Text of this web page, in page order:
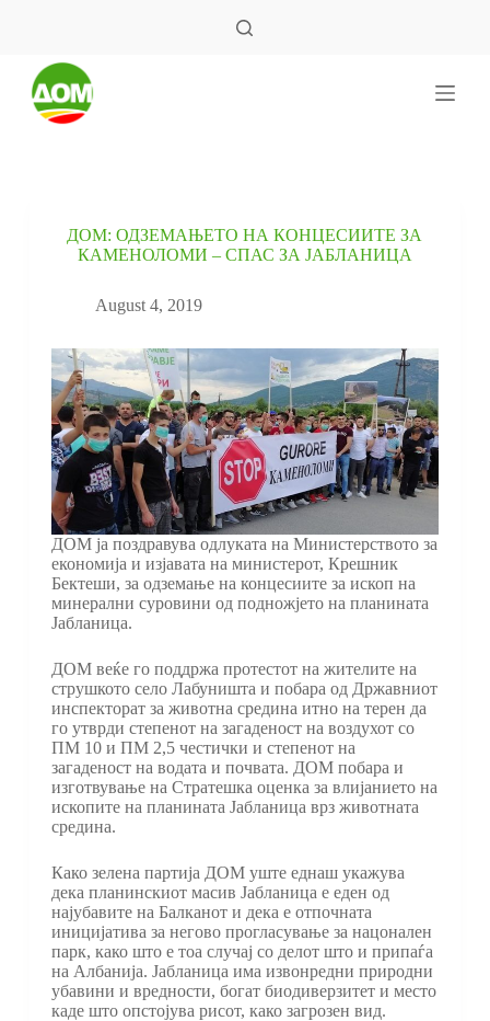
ДОМ: ОДЗЕМАЊЕТО НА КОНЦЕСИИТЕ ЗА
КАМЕНОЛОМИ – СПАС ЗА ЈАБЛАНИЦА
August 4, 2019
ДОМ ја поздравува одлуката на Министерството за
економија и изјавата на министерот, Крешник
Бектеши, за одземање на концесиите за ископ на
минерални суровини од подножјето на планината
Јабланица.
ДОМ веќе го поддржа протестот на жителите на
струшкото село Лабуништа и побара од Државниот
инспекторат за животна средина итно на терен да
го утврди степенот на загаденост на воздухот со
ПМ 10 и ПМ 2,5 честички и степенот на
загаденост на водата и почвата. ДОМ побара и
изготвување на Стратешка оценка за влијанието на
ископите на планината Јабланица врз животната
средина.
Како зелена партија ДОМ уште еднаш укажува
дека планинскиот масив Јабланица е еден од
најубавите на Балканот и дека е отпочната
иницијатива за негово прогласување за нацонален
парк, како што е тоа случај со делот што и припаѓа
на Албанија. Јабланица има извонредни природни
убавини и вредности, богат биодиверзитет и место
каде што опстојува рисот, како загрозен вид.